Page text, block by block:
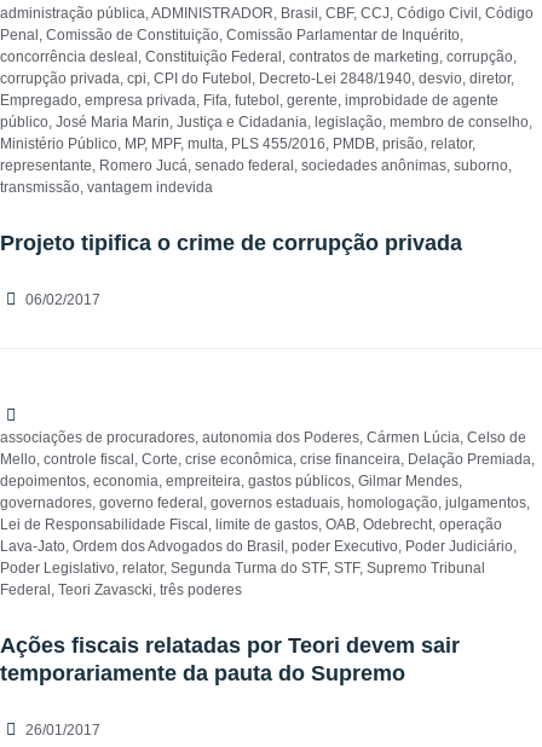
administração pública,ADMINISTRADOR, Brasil , CBF, CCJ, Código Civil , Código
Penal , Comissão de Constituição, Comissão Parlamentar de Inquérito,
concorrência desleal , Constituição Federal , contratos de marketing, corrupção,
corrupção privada, cpi, CPI do Futebol , Decreto-Lei 2848/1940, desvio, diretor,
Empregado, empresa privada, Fifa, futebol , gerente, improbidade de agente
público, José Maria Marin, Justiça e Cidadania, legislação, membro de conselho,
Ministério Público, MP, MPF, multa, PLS 455/2016, PMDB, prisão, relator,
representante, Romero Jucá, senado federal , sociedades anônimas, suborno,
transmissão, vantagem indevida
Projeto tipifica o crime de corrupção privada
06/02/2017
associações de procuradores, autonomia dos Poderes, Cármen Lúcia, Celso de
Mello, controle fiscal , Corte, crise econômica, crise financeira, Delação Premiada,
depoimentos, economia, empreiteira, gastos públicos, Gilmar Mendes,
governadores, governo federal , governos estaduais, homologação, julgamentos,
Lei de Responsabilidade Fiscal , limite de gastos, OAB, Odebrecht, operação
Lava-Jato, Ordem dos Advogados do Brasil , poder Executivo, Poder Judiciário,
Poder Legislativo, relator, Segunda Turma do STF, STF, Supremo Tribunal
Federal , Teori Zavascki, três poderes
Ações fiscais relatadas por Teori devem sair
temporariamente da pauta do Supremo
26/01/2017